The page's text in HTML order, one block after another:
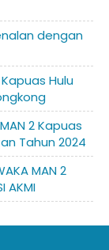
dengan
Kapuas Hulu
2 Kapuas
Tahun 2024
MAN 2
AKMI